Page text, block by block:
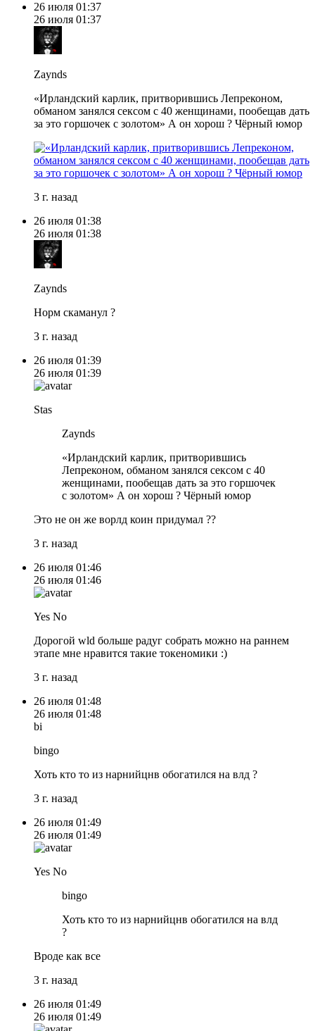
26 июля 01:37
26 июля 01:37
Zaynds
«Ирландский карлик, притворившись Лепреконом,
обманом занялся сексом с 40 женщинами, пообещав дать
за это горшочек с золотом» А он хорош ? Чёрный юмор
3 г. назад
26 июля 01:38
26 июля 01:38
Zaynds
Норм скаманул ?
3 г. назад
26 июля 01:39
26 июля 01:39
Stas
Zaynds
«Ирландский карлик, притворившись
Лепреконом, обманом занялся сексом с 40
женщинами, пообещав дать за это горшочек
с золотом» А он хорош ? Чёрный юмор
Это не он же ворлд коин придумал ??
3 г. назад
26 июля 01:46
26 июля 01:46
Yes No
Дорогой wld больше радуг собрать можно на раннем
этапе мне нравится такие токеномики :)
3 г. назад
26 июля 01:48
26 июля 01:48
bi
bingo
Хоть кто то из нарнийцнв обогатился на влд ?
3 г. назад
26 июля 01:49
26 июля 01:49
Yes No
bingo
Хоть кто то из нарнийцнв обогатился на влд
?
Вроде как все
3 г. назад
26 июля 01:49
26 июля 01:49